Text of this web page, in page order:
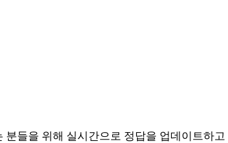
들을 위해 실시간으로 정답을 업데이트하